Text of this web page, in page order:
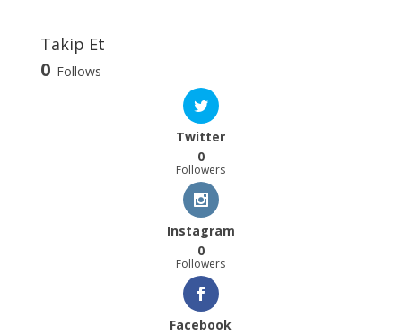
Takip Et
0 Follows
Twitter
0
Followers
Instagram
0
Followers
Facebook